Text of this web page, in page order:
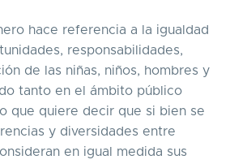
hace referencia a la igualdad
responsabilidades,
de las niñas, niños, hombres y
tanto en el ámbito público
que quiere decir que si bien se
y diversidades entre
en igual medida sus